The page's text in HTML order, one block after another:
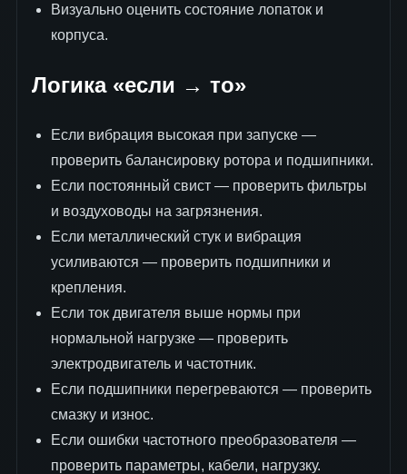
Визуально оценить состояние лопаток и
корпуса.
Логика «если → то»
Если вибрация высокая при запуске —
проверить балансировку ротора и подшипники.
Если постоянный свист — проверить фильтры
и воздуховоды на загрязнения.
Если металлический стук и вибрация
усиливаются — проверить подшипники и
крепления.
Если ток двигателя выше нормы при
нормальной нагрузке — проверить
электродвигатель и частотник.
Если подшипники перегреваются — проверить
смазку и износ.
Если ошибки частотного преобразователя —
проверить параметры, кабели, нагрузку.